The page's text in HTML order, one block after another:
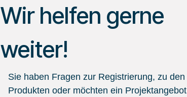
Wir helfen gerne
weiter!
Sie haben Fragen zur Registrierung, zu den
Produkten oder möchten ein Projektangebot